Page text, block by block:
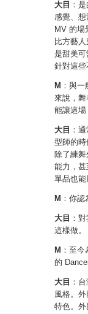
大目 ：
感覺、
MV 的場
比方藝
是甜美
針對這些
M ：與
來說，
能讓這場
大目 ：
型師的
除了練
能力，
單品也能
M ：你
大目 ：
這樣做。
M ：至
的
大目 ：
風格。
特色。外